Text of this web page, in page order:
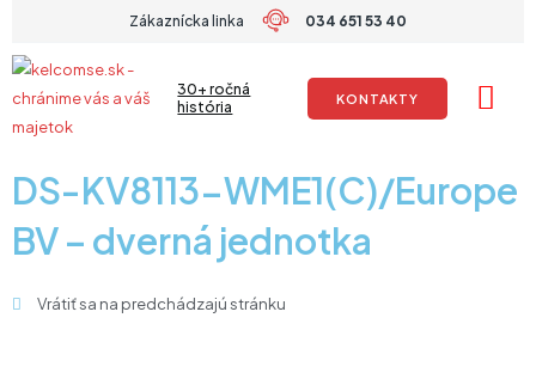
obsah
Zákaznícka linka 034 651 53 40
30+ ročná
história
KONTAKTY
DS-KV8113-WME1(C)/Europe
BV – dverná jednotka
Vrátiť sa na predchádzajú stránku